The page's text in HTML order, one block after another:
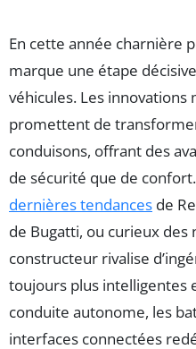
En cette année charnière
marque une étape
véhicules. Les
promettent de
conduisons, offrant des
de sécurité que de
dernières tendances de
de Bugatti, ou curieux des
constructeur rivalise
toujours plus intelligentes
conduite autonome, les
interfaces connectées